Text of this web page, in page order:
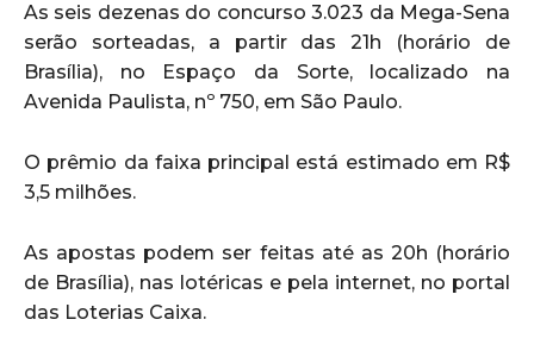
As seis dezenas do concurso 3.023 da Mega-Sena
serão sorteadas, a partir das 21h (horário de
Brasília), no Espaço da Sorte, localizado na
Avenida Paulista, nº 750, em São Paulo.
O prêmio da faixa principal está estimado em R$
3,5 milhões.
As apostas podem ser feitas até as 20h (horário
de Brasília), nas lotéricas e pela internet, no portal
das Loterias Caixa.